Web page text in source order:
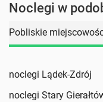
Noclegi w
Pobliskie
noclegi Lądek-Zdrój
noclegi Stary